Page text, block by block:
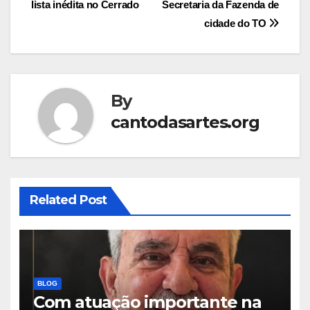
Secretaria da Fazenda de
cidade do TO
lista inédita no Cerrado
By
cantodasartes.org
Related Post
BLOG
Com atuação importante na